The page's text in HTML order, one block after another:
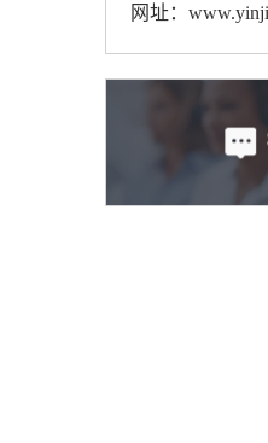
网址：